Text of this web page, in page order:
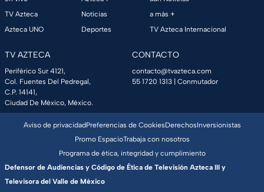
TV Azteca
Azteca UNO
Noticias
Deportes
a más +
TV Azteca Internacional
TV AZTECA
Periférico Sur 4121,
Col. Fuentes Del Pedregal,
C.P. 14141,
Ciudad De México, México.
CONTACTO
contacto@tvazteca.com
55 1720 1313 | Conmutador
Aviso de privacidadPreferencias de CookiesDerechosInversionistas
Promo EspacioTrabaja con nosotros
Programa de ética, integridad y cumplimiento
Defensor de Audiencias y Código de Ética de Televisión Azteca III y
Televisora del Valle de México